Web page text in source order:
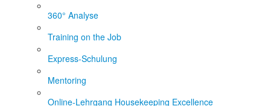
360° Analyse
Training on the Job
Express-Schulung
Mentoring
Online-Lehrgang Housekeeping Excellence